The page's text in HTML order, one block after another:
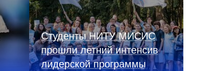
Студенты НИТУ МИСИС
прошли летний интенсив
лидерской программы